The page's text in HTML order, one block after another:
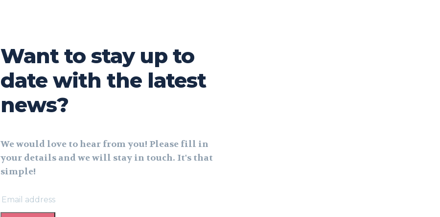
Want to stay up to
date with the latest
news?
We would love to hear from you! Please fill in
your details and we will stay in touch. It's that
simple!